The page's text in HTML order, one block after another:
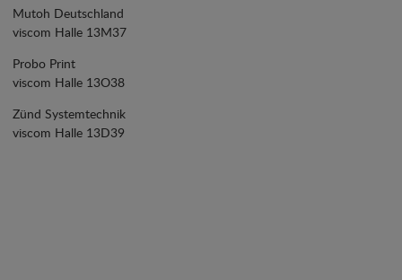
Mutoh Deutschland
viscom Halle 13M37
Probo Print
viscom Halle 13O38
Zünd Systemtechnik
viscom Halle 13D39